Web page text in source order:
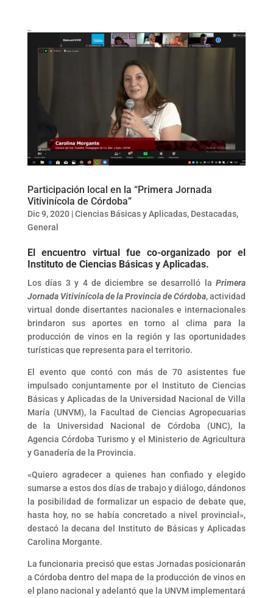
Participación local en la “Primera Jornada
Vitivinícola de Córdoba”
Dic 9, 2020|Ciencias Básicas y Aplicadas, Destacadas,
General
El encuentro virtual fue co-organizado por el
Instituto de Ciencias Básicas y Aplicadas.
Los días 3 y 4 de diciembre se desarrolló laPrimera
Jornada Vitivinícola de la Provincia de Córdoba, actividad
virtual donde disertantes nacionales e internacionales
brindaron sus aportes en torno al clima para la
producción de vinos en la región y las oportunidades
turísticas que representa para el territorio.
El evento que contó con más de 70 asistentes fue
impulsado conjuntamente por el Instituto de Ciencias
Básicas y Aplicadas de la Universidad Nacional de Villa
María (UNVM), la Facultad de Ciencias Agropecuarias
de la Universidad Nacional de Córdoba (UNC), la
Agencia Córdoba Turismo y el Ministerio de Agricultura
y Ganadería de la Provincia.
«Quiero agradecer a quienes han confiado y elegido
sumarse a estos dos días de trabajo y diálogo, dándonos
la posibilidad de formalizar un espacio de debate que,
hasta hoy, no se había concretado a nivel provincial»,
destacó la decana del Instituto de Básicas y Aplicadas
Carolina Morgante.
La funcionaria precisó que estas Jornadas posicionarán
a Córdoba dentro del mapa de la producción de vinos en
el plano nacional y adelantó que la UNVM implementará